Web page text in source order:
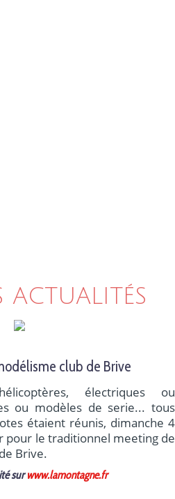
ACTUALITÉS
club de Brive
électriques ou
ou modèles de serie... tous
étaient réunis, dimanche 4
pour le traditionnel meeting de
Brive.
surwww.lamontagne.fr